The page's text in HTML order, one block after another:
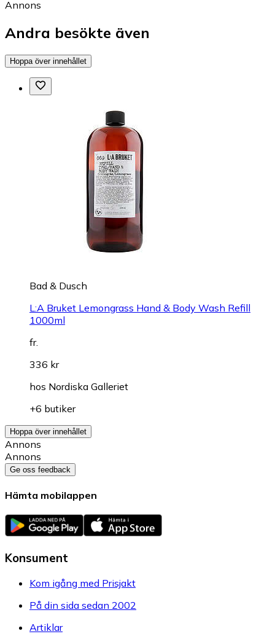
Annons
Andra besökte även
Hoppa över innehållet
Bad & Dusch
L:A Bruket Lemongrass Hand & Body Wash Refill
1000ml
fr.
336 kr
hos Nordiska Galleriet
+6 butiker
Hoppa över innehållet
Annons
Annons
Ge oss feedback
Hämta mobilappen
Konsument
Kom igång med Prisjakt
På din sida sedan 2002
Artiklar